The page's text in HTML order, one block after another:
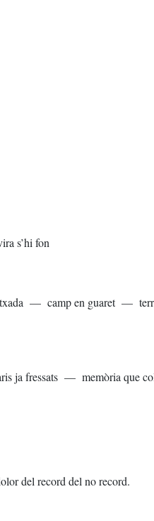
s’hi fon
— camp en guaret — terra
ja fressats — memòria que
del record del no record.